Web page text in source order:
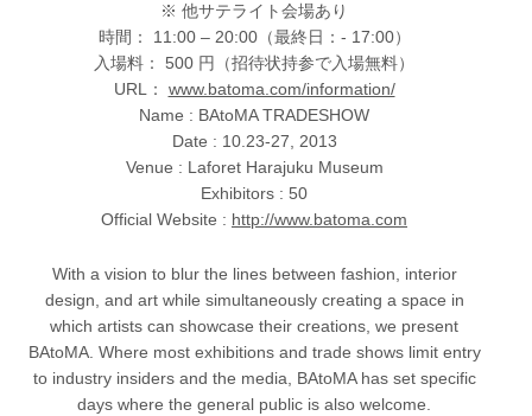
※ 他サテライト会場あり
時間： 11:00 – 20:00（最終日：- 17:00）
入場料： 500 円（招待状持参で入場無料）
URL： www.batoma.com/information/
Name : BAtoMA TRADESHOW
Date : 10.23-27, 2013
Venue : Laforet Harajuku Museum
Exhibitors : 50
Official Website : http://www.batoma.com
With a vision to blur the lines between fashion, interior
design, and art while simultaneously creating a space in
which artists can showcase their creations, we present
BAtoMA. Where most exhibitions and trade shows limit entry
to industry insiders and the media, BAtoMA has set specific
days where the general public is also welcome.